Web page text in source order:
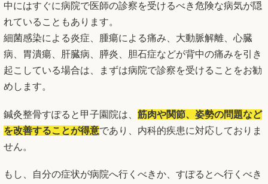
中にはすぐに病院で医師の診察を受けるべき危険な病気が隠
れていることもあります。
細菌感染による炎症、腫瘍による痛み、大動脈解離、心臓
病、胃潰瘍、肝臓病、膵炎、胆石症などが背中の痛みを引き
起こしている場合は、まずは病院で診察を受けることをお勧
めします。
鍼灸整骨すぽると甲子園院は、 筋肉や関節、姿勢の問題など
を改善することが得意であり、内科的疾患に対応しておりま
せん。
もし、自分の症状が病院へ行くべきか、すぽるとへ行くべき